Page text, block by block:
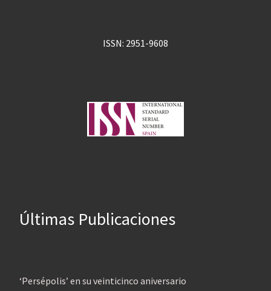
ISSN: 2951-9608
Últimas Publicaciones
‘Persépolis’ en su veinticinco aniversario